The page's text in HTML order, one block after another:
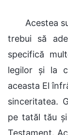
Acestea
trebui să
specifică
legilor și la
aceasta El
sinceritatea.
pe tatăl tău
Testament.